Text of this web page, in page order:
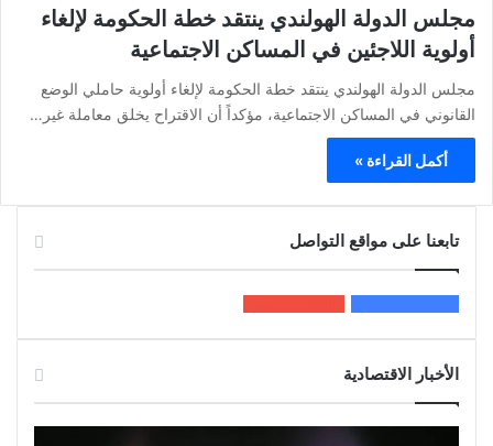
مجلس الدولة الهولندي ينتقد خطة الحكومة لإلغاء
أولوية اللاجئين في المساكن الاجتماعية
مجلس الدولة الهولندي ينتقد خطة الحكومة لإلغاء أولوية حاملي الوضع
القانوني في المساكن الاجتماعية، مؤكداً أن الاقتراح يخلق معاملة غير…
أكمل القراءة »
تابعنا على مواقع التواصل
الأخبار الاقتصادية